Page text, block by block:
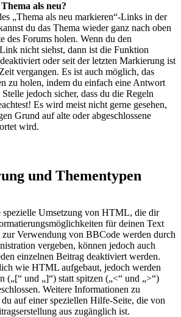
als neu?
„Thema als neu markieren“-Links in der
du das Thema wieder ganz nach oben
des Forums holen. Wenn du den
nicht siehst, dann ist die Funktion
oder seit der letzten Markierung ist
vergangen. Es ist auch möglich, das
zu holen, indem du einfach eine Antwort
jedoch sicher, dass du die Regeln
Es wird meist nicht gerne gesehen,
Grund auf alte oder abgeschlossene
wird.
und Thementypen
spezielle Umsetzung von HTML, die dir
für deinen Text
Verwendung von BBCode werden durch
vergeben, können jedoch auch
einzelnen Beitrag deaktiviert werden.
wie HTML aufgebaut, jedoch werden
(„[“ und „]“) statt spitzen („<“ und „>“)
Weitere Informationen zu
auf einer speziellen Hilfe-Seite, die von
aus zugänglich ist.